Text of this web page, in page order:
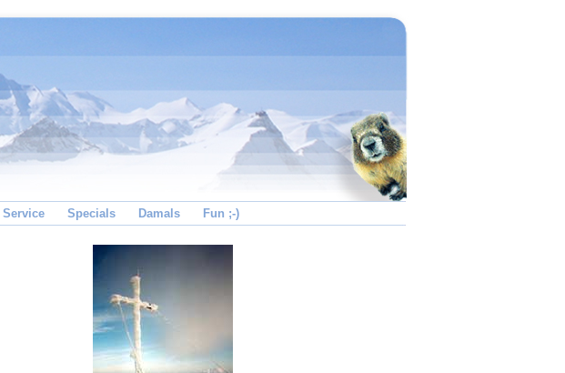
Service Specials Damals Fun ;-)